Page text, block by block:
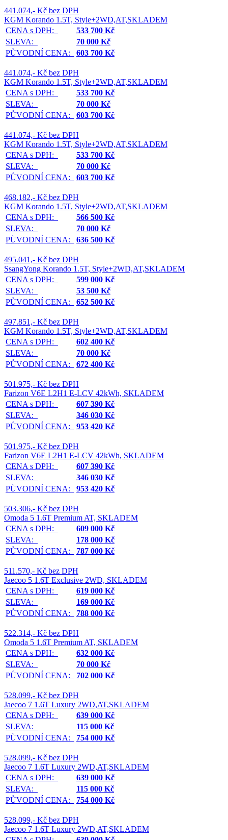
441.074,- Kč bez DPH
KGM Korando 1.5T, Style+2WD,AT,SKLADEM
CENA s DPH:
533 700 Kč
SLEVA:
70 000 Kč
PŮVODNÍ CENA:
603 700 Kč
441.074,- Kč bez DPH
KGM Korando 1.5T, Style+2WD,AT,SKLADEM
CENA s DPH:
533 700 Kč
SLEVA:
70 000 Kč
PŮVODNÍ CENA:
603 700 Kč
441.074,- Kč bez DPH
KGM Korando 1.5T, Style+2WD,AT,SKLADEM
CENA s DPH:
533 700 Kč
SLEVA:
70 000 Kč
PŮVODNÍ CENA:
603 700 Kč
468.182,- Kč bez DPH
KGM Korando 1.5T, Style+2WD,AT,SKLADEM
CENA s DPH:
566 500 Kč
SLEVA:
70 000 Kč
PŮVODNÍ CENA:
636 500 Kč
495.041,- Kč bez DPH
SsangYong Korando 1.5T, Style+2WD,AT,SKLADEM
CENA s DPH:
599 000 Kč
SLEVA:
53 500 Kč
PŮVODNÍ CENA:
652 500 Kč
497.851,- Kč bez DPH
KGM Korando 1.5T, Style+2WD,AT,SKLADEM
CENA s DPH:
602 400 Kč
SLEVA:
70 000 Kč
PŮVODNÍ CENA:
672 400 Kč
501.975,- Kč bez DPH
Farizon V6E L2H1 E-LCV 42kWh, SKLADEM
CENA s DPH:
607 390 Kč
SLEVA:
346 030 Kč
PŮVODNÍ CENA:
953 420 Kč
501.975,- Kč bez DPH
Farizon V6E L2H1 E-LCV 42kWh, SKLADEM
CENA s DPH:
607 390 Kč
SLEVA:
346 030 Kč
PŮVODNÍ CENA:
953 420 Kč
503.306,- Kč bez DPH
Omoda 5 1.6T Premium AT, SKLADEM
CENA s DPH:
609 000 Kč
SLEVA:
178 000 Kč
PŮVODNÍ CENA:
787 000 Kč
511.570,- Kč bez DPH
Jaecoo 5 1.6T Exclusive 2WD, SKLADEM
CENA s DPH:
619 000 Kč
SLEVA:
169 000 Kč
PŮVODNÍ CENA:
788 000 Kč
522.314,- Kč bez DPH
Omoda 5 1.6T Premium AT, SKLADEM
CENA s DPH:
632 000 Kč
SLEVA:
70 000 Kč
PŮVODNÍ CENA:
702 000 Kč
528.099,- Kč bez DPH
Jaecoo 7 1.6T Luxury 2WD,AT,SKLADEM
CENA s DPH:
639 000 Kč
SLEVA:
115 000 Kč
PŮVODNÍ CENA:
754 000 Kč
528.099,- Kč bez DPH
Jaecoo 7 1.6T Luxury 2WD,AT,SKLADEM
CENA s DPH:
639 000 Kč
SLEVA:
115 000 Kč
PŮVODNÍ CENA:
754 000 Kč
528.099,- Kč bez DPH
Jaecoo 7 1.6T Luxury 2WD,AT,SKLADEM